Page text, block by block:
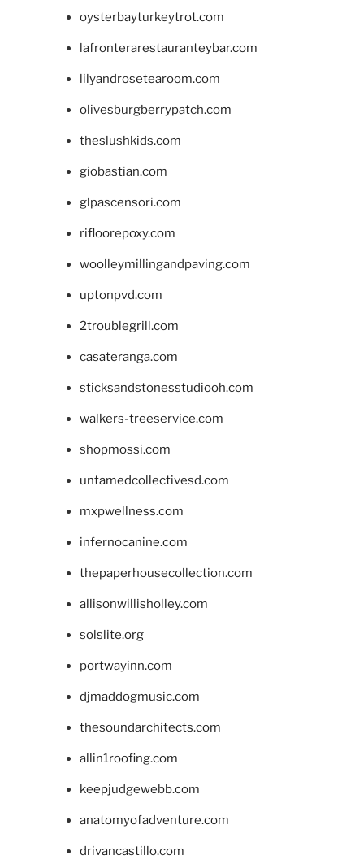
oysterbayturkeytrot.com
lafronterarestauranteybar.com
lilyandrosetearoom.com
olivesburgberrypatch.com
theslushkids.com
giobastian.com
glpascensori.com
rifloorepoxy.com
woolleymillingandpaving.com
uptonpvd.com
2troublegrill.com
casateranga.com
sticksandstonesstudiooh.com
walkers-treeservice.com
shopmossi.com
untamedcollectivesd.com
mxpwellness.com
infernocanine.com
thepaperhousecollection.com
allisonwillisholley.com
solslite.org
portwayinn.com
djmaddogmusic.com
thesoundarchitects.com
allin1roofing.com
keepjudgewebb.com
anatomyofadventure.com
drivancastillo.com